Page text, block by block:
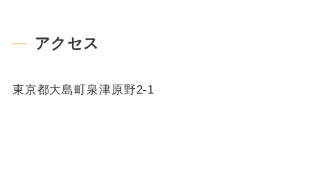
アクセス
東京都大島町泉津原野2-1